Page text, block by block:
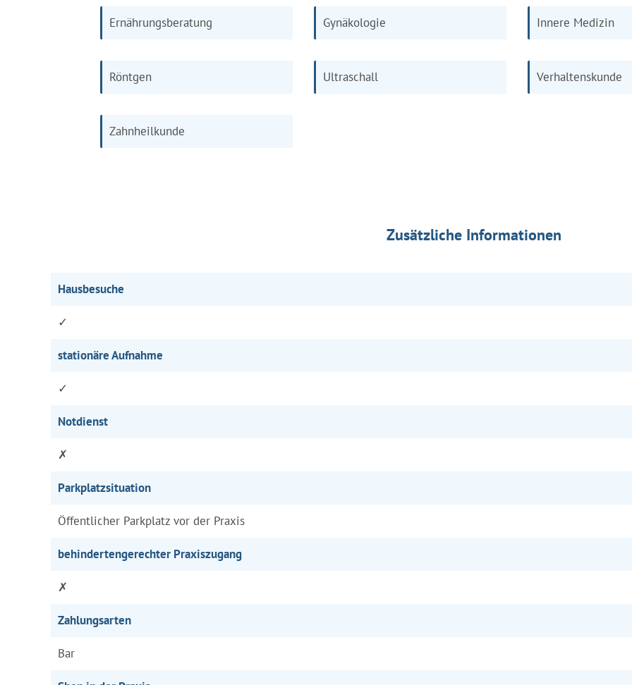
Ernährungsberatung Gynäkologie Innere Medizin
Röntgen Ultraschall Verhaltenskunde
Zahnheilkunde
Zusätzliche Informationen
Hausbesuche
✓
stationäre Aufnahme
✓
Notdienst
✗
Parkplatzsituation
Öffentlicher Parkplatz vor der Praxis
behindertengerechter Praxiszugang
✗
Zahlungsarten
Bar